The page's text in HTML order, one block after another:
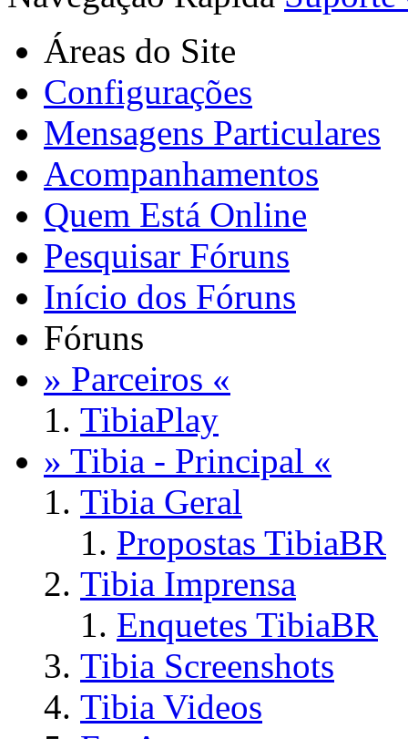
Áreas do Site
Configurações
Mensagens Particulares
Acompanhamentos
Quem Está Online
Pesquisar Fóruns
Início dos Fóruns
Fóruns
» Parceiros «
TibiaPlay
» Tibia - Principal «
Tibia Geral
Propostas TibiaBR
Tibia Imprensa
Enquetes TibiaBR
Tibia Screenshots
Tibia Videos